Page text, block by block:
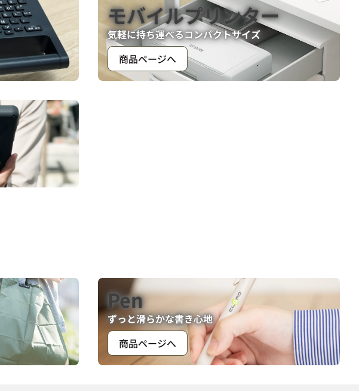
モバイルプリンター
気軽に持ち運べるコンパクトサイズ
商品ページへ
Pen
ずっと滑らかな書き心地
商品ページへ